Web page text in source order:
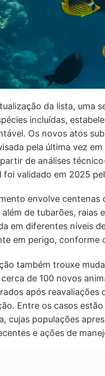
da lista, uma
incluídas,
Os novos atos
pela última vez
de análises
foi validado em 2025
envolve centenas
além de tubarões, raias
em diferentes níveis
em perigo, conforme
também trouxe
de 100 novos
após reavaliações
Entre os casos
cujas populações
e ações de